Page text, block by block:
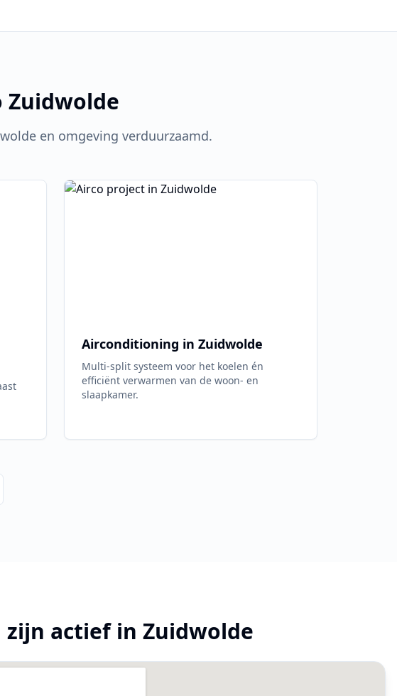
Zuidwolde
en omgeving verduurzaamd.
Airconditioning in Zuidwolde
Multi-split systeem voor het koelen én
efficiënt verwarmen van de woon- en
slaapkamer.
zijn actief in Zuidwolde